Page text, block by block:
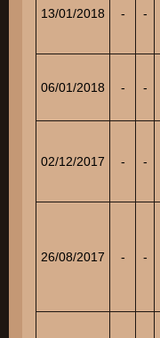
13/01/2018 - -
06/01/2018 - -
02/12/2017 - -
26/08/2017 - -